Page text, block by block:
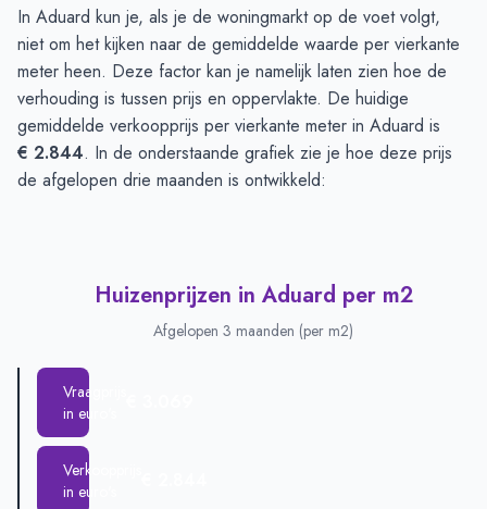
Huizenprijzen in Aduard- Afgelopen 3 maanden
Type
Bedrag
Vraagprijs in euro's
€ 417.500
Verkoopprijs in euro's
€ 392.185
In Aduard kun je, als je de woningmarkt op de voet volgt,
niet om het kijken naar de gemiddelde waarde per vierkante
meter heen. Deze factor kan je namelijk laten zien hoe de
verhouding is tussen prijs en oppervlakte. De huidige
gemiddelde verkoopprijs per vierkante meter in Aduard is
€ 2.844. In de onderstaande grafiek zie je hoe deze prijs
de afgelopen drie maanden is ontwikkeld:
Huizenprijzen in Aduard per m2
Afgelopen 3 maanden (per m2)
Vraagprijs
in euro's
Verkoopprijs
in euro's